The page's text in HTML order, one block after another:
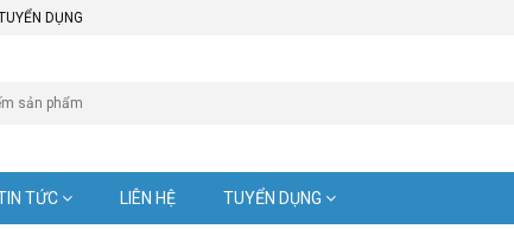
DỤNG
TỨC LIÊN HỆ TUYỂN DỤNG